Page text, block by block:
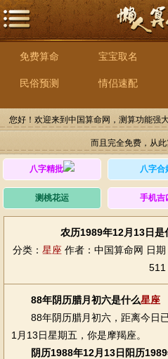
免费算命 宝宝取名
民俗预测 情侣速配
您好！欢迎来到中国算命网，测算功能强
而且完全免费，从此
八字精批 八字合
测桃花运 手机吉
农历1989年12月13日是
分类： 星座 作者：中国算命网 日
511
88年阴历腊月初六是什么星座
88年阴历腊月初六，距离今日
1月13日星期五，你是摩羯座。
阴历1988年12月13日阳历